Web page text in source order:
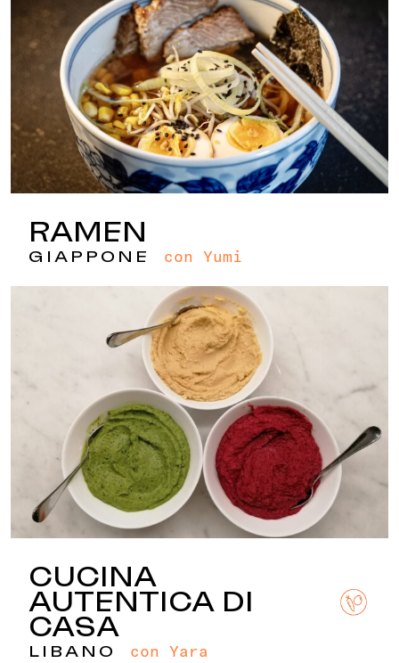
RAMEN
GIAPPONE con Yumi
CUCINA
AUTENTICA DI
CASA
LIBANO con Yara